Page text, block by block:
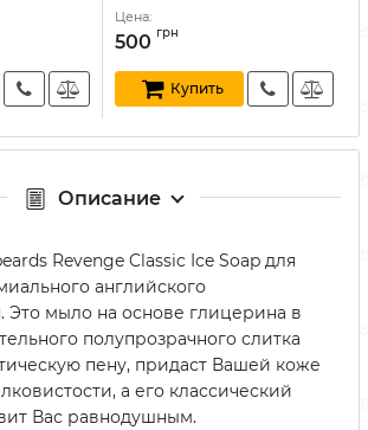
Артикул:
Цена:
500 грн
Купить
Описание
Revenge Classic Ice Soap для
английского
Это мыло на основе глицерина в
полупрозрачного слитка
пену, придаст Вашей коже
а его классический
Вас равнодушным.